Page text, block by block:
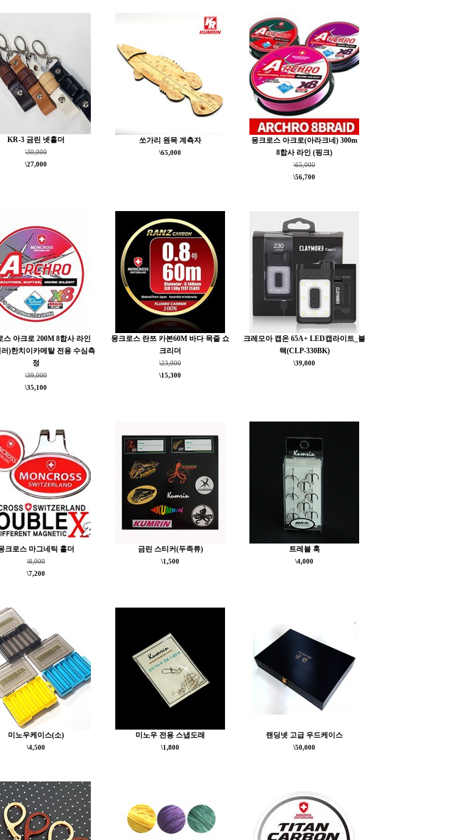
KR-3 금린 넷홀더
\30,000
\27,000
쏘가리 원목 계측자
\65,000
몽크로스 아크로(아라크네) 300m
8합사 라인 (핑크)
\65,000
\56,700
스 아크로 200M 8합사 라인
)한치이카메탈 전용 수심측
정
\39,000
\35,100
몽크로스 란쯔 카본60M 바다 목줄 쇼
크리더
\23,000
\15,300
크레모아 캡온 65A+ LED캡라이트_블
랙(CLP-330BK)
\39,000
크로스 마그네틱 홀더
\8,000
\7,200
금린 스티커(두족류)
\1,500
트레블 훅
\4,000
미노우케이스(소)
\4,500
미노우 전용 스냅도래
\1,800
랜딩넷 고급 우드케이스
\50,000